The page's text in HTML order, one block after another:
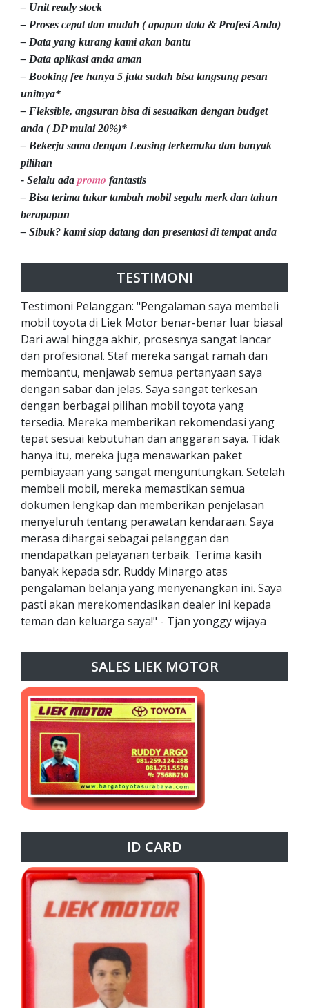
– Unit ready stock
– Proses cepat dan mudah ( apapun data & Profesi Anda)
– Data yang kurang kami akan bantu
– Data aplikasi anda aman
– Booking fee hanya 5 juta sudah bisa langsung pesan
unitnya*
– Fleksible, angsuran bisa di sesuaikan dengan budget
anda ( DP mulai 20%)*
– Bekerja sama dengan Leasing terkemuka dan banyak
pilihan
- Selalu ada promo fantastis
– Bisa terima tukar tambah mobil segala merk dan tahun
berapapun
– Sibuk? kami siap datang dan presentasi di tempat anda
TESTIMONI
Testimoni Pelanggan: "Pengalaman saya membeli
mobil toyota di Liek Motor benar-benar luar biasa!
Dari awal hingga akhir, prosesnya sangat lancar
dan profesional. Staf mereka sangat ramah dan
membantu, menjawab semua pertanyaan saya
dengan sabar dan jelas. Saya sangat terkesan
dengan berbagai pilihan mobil toyota yang
tersedia. Mereka memberikan rekomendasi yang
tepat sesuai kebutuhan dan anggaran saya. Tidak
hanya itu, mereka juga menawarkan paket
pembiayaan yang sangat menguntungkan. Setelah
membeli mobil, mereka memastikan semua
dokumen lengkap dan memberikan penjelasan
menyeluruh tentang perawatan kendaraan. Saya
merasa dihargai sebagai pelanggan dan
mendapatkan pelayanan terbaik. Terima kasih
banyak kepada sdr. Ruddy Minargo atas
pengalaman belanja yang menyenangkan ini. Saya
pasti akan merekomendasikan dealer ini kepada
teman dan keluarga saya!" - Tjan yonggy wijaya
SALES LIEK MOTOR
ID CARD